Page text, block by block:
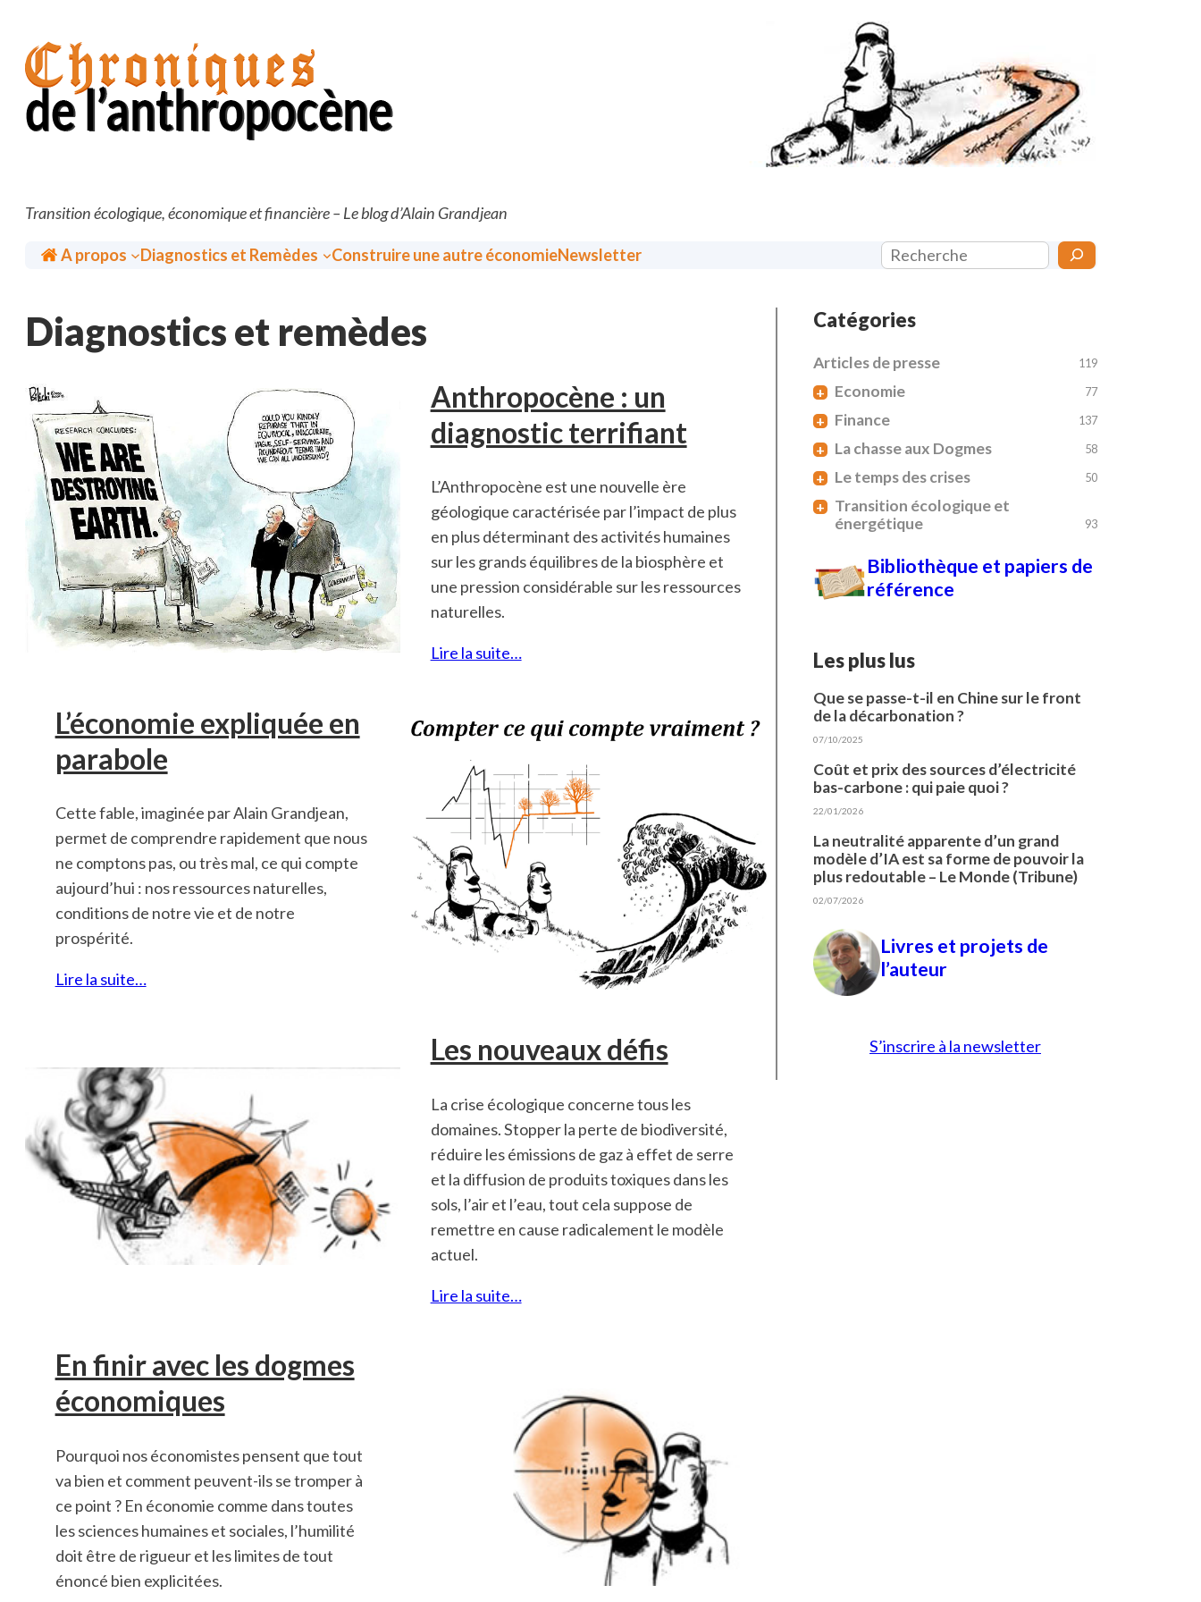
contenu
Transition écologique, économique et financière – Le blog d’Alain Grandjean
Accueil
A propos Diagnostics et Remèdes Construire une autre économieNewsletter Rechercher
Diagnostics et remèdes
Anthropocène : un
diagnostic terrifiant
L’Anthropocène est une nouvelle ère
géologique caractérisée par l’impact de plus
en plus déterminant des activités humaines
sur les grands équilibres de la biosphère et
une pression considérable sur les ressources
naturelles.
Lire la suite…
L’économie expliquée en
parabole
Cette fable, imaginée par Alain Grandjean,
permet de comprendre rapidement que nous
ne comptons pas, ou très mal, ce qui compte
aujourd’hui : nos ressources naturelles,
conditions de notre vie et de notre
prospérité.
Lire la suite…
Les nouveaux défis
La crise écologique concerne tous les
domaines. Stopper la perte de biodiversité,
réduire les émissions de gaz à effet de serre
et la diffusion de produits toxiques dans les
sols, l’air et l’eau, tout cela suppose de
remettre en cause radicalement le modèle
actuel.
Lire la suite…
En finir avec les dogmes
économiques
Pourquoi nos économistes pensent que tout
va bien et comment peuvent-ils se tromper à
ce point ? En économie comme dans toutes
les sciences humaines et sociales, l’humilité
doit être de rigueur et les limites de tout
énoncé bien explicitées.
Catégories
Articles de presse 119
+ Economie 77
+ Finance 137
+ La chasse aux Dogmes 58
+ Le temps des crises 50
+
Transition écologique et
énergétique
93
Bibliothèque et papiers de
référence
Les plus lus
Que se passe-t-il en Chine sur le front
de la décarbonation ?
07/10/2025
Coût et prix des sources d’électricité
bas-carbone : qui paie quoi ?
22/01/2026
La neutralité apparente d’un grand
modèle d’IA est sa forme de pouvoir la
plus redoutable – Le Monde (Tribune)
02/07/2026
Livres et projets de
l’auteur
S’inscrire à la newsletter